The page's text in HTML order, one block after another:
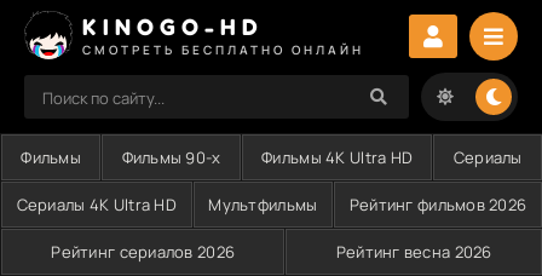
KINOGO-HD
СМОТРЕТЬ БЕСПЛАТНО ОНЛАЙН
Фильмы Фильмы 90-х Фильмы 4K Ultra HD Сериалы
Сериалы 4K Ultra HD Мультфильмы Рейтинг фильмов 2026
Рейтинг сериалов 2026 Рейтинг весна 2026